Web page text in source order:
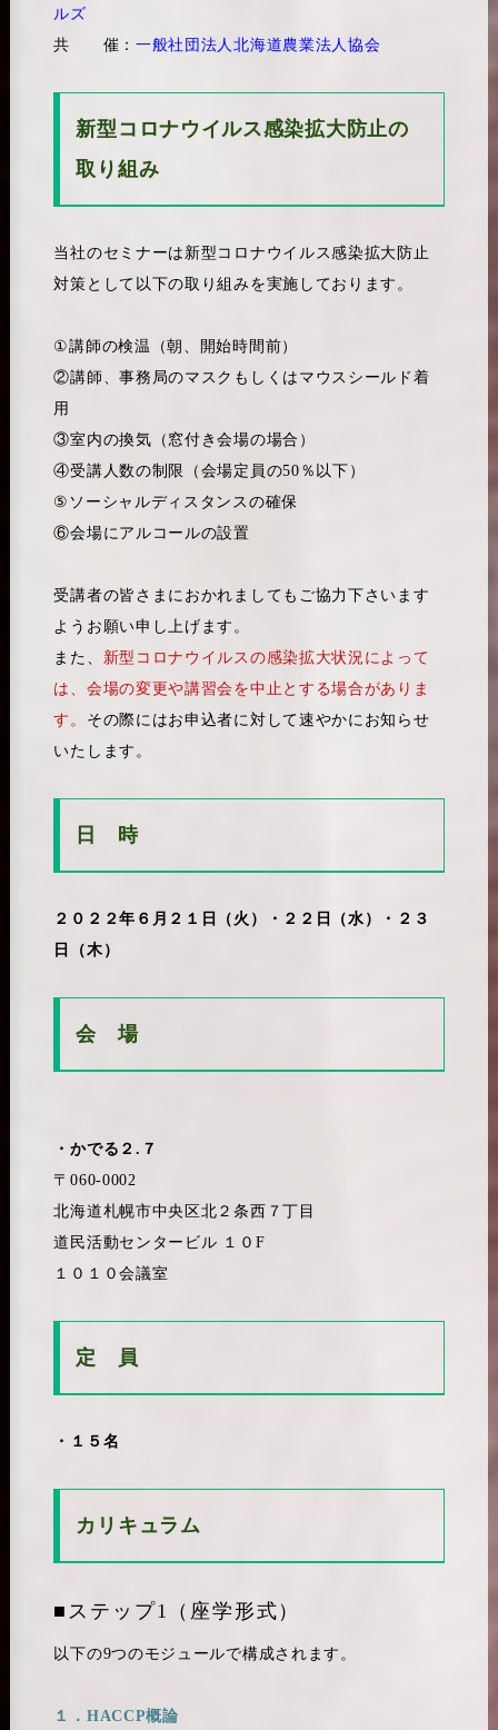
ルズ
共 催： 一般社団法人北海道農業法人協会
新型コロナウイルス感染拡大防止の
取り組み
当社のセミナーは新型コロナウイルス感染拡大防止
対策として以下の取り組みを実施しております。
①講師の検温（朝、開始時間前）
②講師、事務局のマスクもしくはマウスシールド着
用
③室内の換気（窓付き会場の場合）
④受講人数の制限（会場定員の50％以下）
⑤ソーシャルディスタンスの確保
⑥会場にアルコールの設置
受講者の皆さまにおかれましてもご協力下さいます
ようお願い申し上げます。
また、 新型コロナウイルスの感染拡大状況によって
は、会場の変更や講習会を中止とする場合がありま
す。 その際にはお申込者に対して速やかにお知らせ
いたします。
日 時
２０２２年６月２１日（火）・２２日（水）・２３
日（木）
会 場
・かでる２.７
〒060-0002
北海道札幌市中央区北２条西７丁目
道民活動センタービル １０F
１０１０会議室
定 員
・１５ 名
カリキュラム
■ステップ1（座学形式）
以下の9つのモジュールで構成されます。
１．HACCP概論